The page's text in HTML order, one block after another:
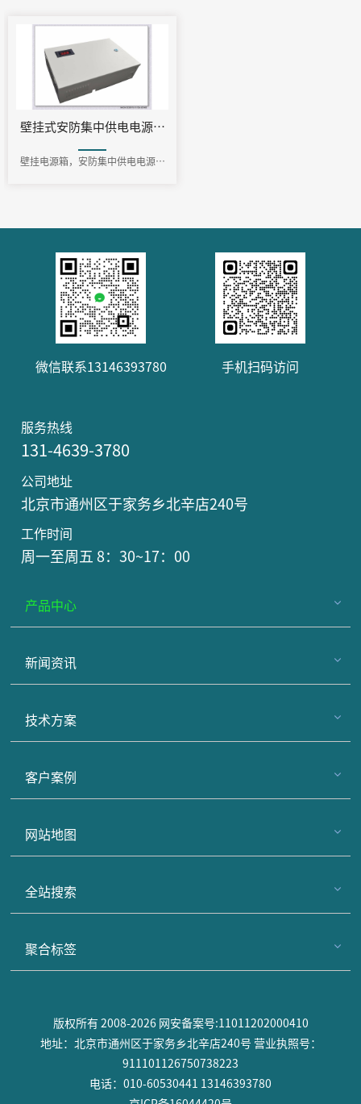
壁挂式安防集中供电电源（16路，DC12V25A）
壁挂电源箱，安防集中供电电源，
微信联系13146393780 手机扫码访问
服务热线
131-4639-3780
公司地址
北京市通州区于家务乡北辛店240号
工作时间
周一至周五 8：30~17：00
产品中心
新闻资讯
技术方案
客户案例
网站地图
全站搜索
聚合标签
版权所有 2008-2026 网安备案号:11011202000410
地址：北京市通州区于家务乡北辛店240号 营业执照号：
911101126750738223
电话：010-60530441 13146393780